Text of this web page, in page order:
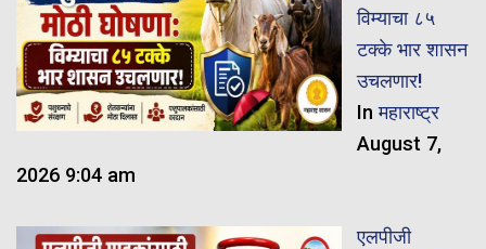
विम्याचा ८५
टक्के भार शासन
उचलणार!
Inमहाराष्ट्र
August 7,
2026 9:04 am
एलपीजी